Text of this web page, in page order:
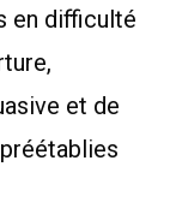
en difficulté
et de